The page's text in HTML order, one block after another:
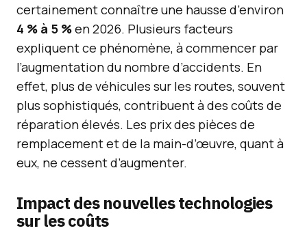
certainement connaître une hausse d’environ
4 % à 5 %en 2026. Plusieurs facteurs
expliquent ce phénomène, à commencer par
l’augmentation du nombre d’accidents. En
effet, plus de véhicules sur les routes, souvent
plus sophistiqués, contribuent à des coûts de
réparation élevés. Les prix des pièces de
remplacement et de la main-d’œuvre, quant à
eux, ne cessent d’augmenter.
Impact des nouvelles technologies
sur les coûts